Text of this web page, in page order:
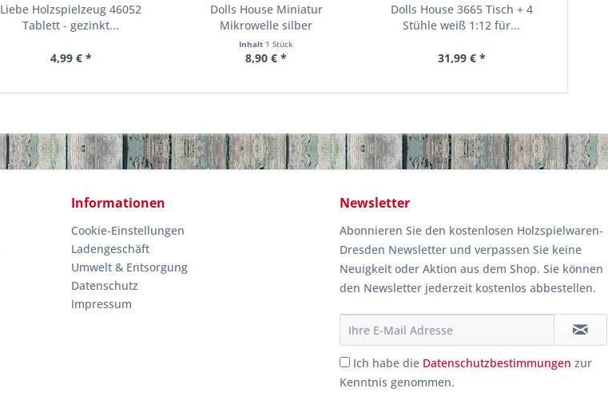
Liebe Holzspielzeug 46052
Tablett - gezinkt...
4,99 € *
Dolls House Miniatur
Mikrowelle silber
Inhalt 1 Stück
8,90 € *
Dolls House 3665 Tisch + 4
Stühle weiß 1:12 für...
31,99 € *
Informationen
Cookie-Einstellungen
Ladengeschäft
Umwelt & Entsorgung
Datenschutz
Impressum
Newsletter
Abonnieren Sie den kostenlosen Holzspielwaren-
Dresden Newsletter und verpassen Sie keine
Neuigkeit oder Aktion aus dem Shop. Sie können
den Newsletter jederzeit kostenlos abbestellen.
Ich habe die Datenschutzbestimmungen zur
Kenntnis genommen.